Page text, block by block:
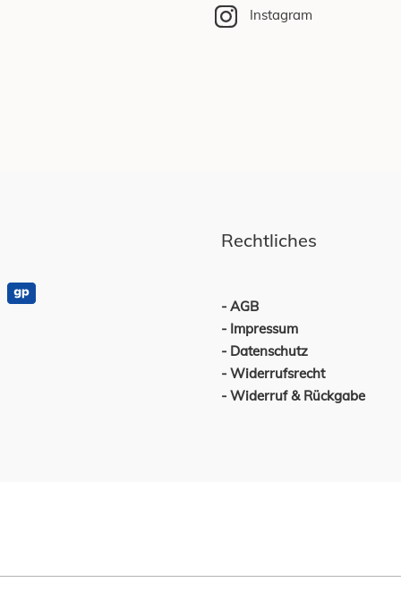
Instagram
Rechtliches
AGB
Impressum
Datenschutz
Widerrufsrecht
Widerruf & Rückgabe